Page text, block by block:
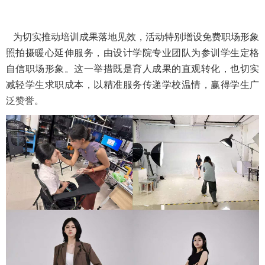
为切实推动培训成果落地见效，活动特别增设免费职场形象
照拍摄暖心延伸服务，由设计学院专业团队为参训学生定格
自信职场形象。这一举措既是育人成果的直观转化，也切实
减轻学生求职成本，以精准服务传递学校温情，赢得学生广
泛赞誉。